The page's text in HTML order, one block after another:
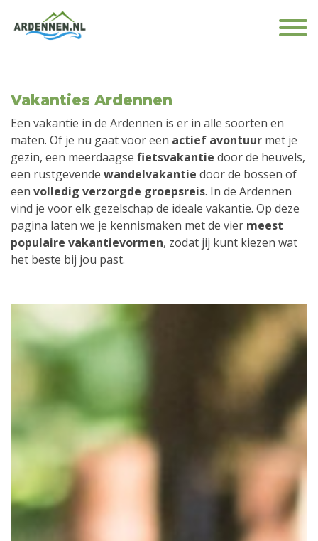
Vakanties Ardennen
Een vakantie in de Ardennen is er in alle soorten en
maten. Of je nu gaat voor een actief avontuur met je
gezin, een meerdaagse fietsvakantie door de heuvels,
een rustgevende wandelvakantie door de bossen of
een volledig verzorgde groepsreis. In de Ardennen
vind je voor elk gezelschap de ideale vakantie. Op deze
pagina laten we je kennismaken met de vier meest
populaire vakantievormen, zodat jij kunt kiezen wat
het beste bij jou past.